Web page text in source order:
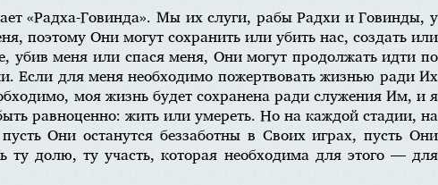
«Радха-Говинда». Мы их слуги, рабы Радхи и Говинды, у
поэтому Они могут сохранить или убить нас, создать или
убив меня или спася меня, Они могут продолжать идти по
Если для меня необходимо пожертвовать жизнью ради Их
моя жизнь будет сохранена ради служения Им, и я
равноценно: жить или умереть. Но на каждой стадии, на
Они останутся беззаботны в Своих играх, пусть Они
долю, ту участь, которая необходима для этого — для